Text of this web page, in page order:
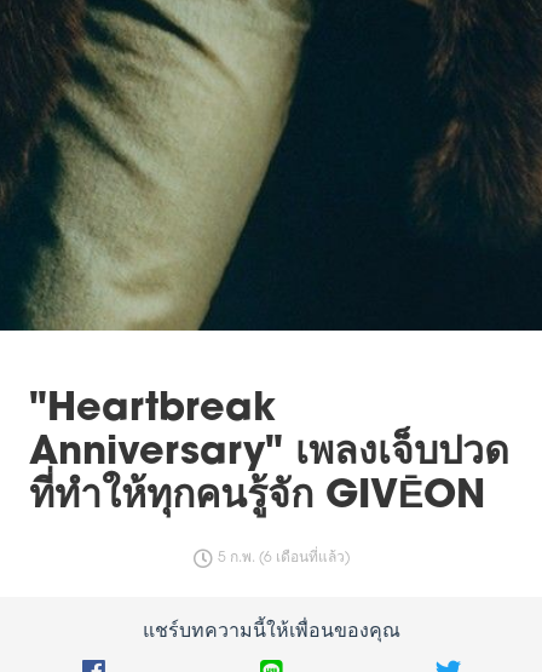
"Heartbreak
Anniversary" เพลงเจ็บปวด
ที่ทำให้ทุกคนรู้จัก GIVĒON
5 ก.พ. (6 เดือนที่แล้ว)
แชร์บทความนี้ให้เพื่อนของคุณ